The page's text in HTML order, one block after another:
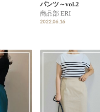
パンツ～vol.2
商品部 ERI
2022.06.16